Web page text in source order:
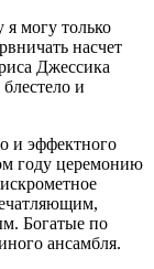
могу только
насчет
Джессика
и
и эффектного
году церемонию
Богатые по
ансамбля.